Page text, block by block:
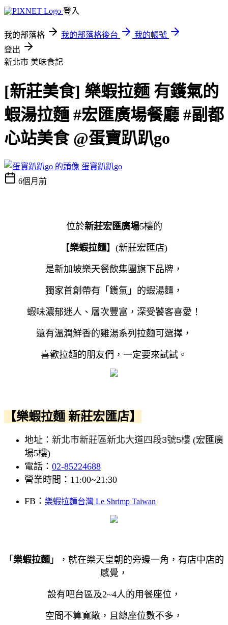
登入
我的部落格 我的部落格後台
我的帳號
登出
新北市 美味食記
[新莊美食] 樂蝦拉麵 有鑊氣的
蝦湯拉麵 #宏匯廣場餐廳 #副都
心站美食 @蛋寶趴趴go
蛋寶趴趴go
6個月前
位於新莊宏匯廣場5樓的
【樂蝦拉麵】(新莊宏匯店)
是新加坡樂天餐飲集團旗下品牌，
獨家首創帶有「鑊氣」的蝦湯麵，
蝦味濃郁迷人、層次豐富，深受饕客喜愛！
還有溫潤鮮香的雞湯系列拉麵可選擇，
喜歡拉麵的朋友們，一定要來試試。
【樂蝦拉麵 新莊宏匯店】
地址： 新北市新莊區新北大道四段3號5樓 (宏匯廣
場5樓)
電話： 02-85224688
營業時間：11:00~21:30
FB： 樂蝦拉麵台灣 Le Shrimp Taiwan
「 樂蝦拉麵 」，就在樂天皇朝的旁邊一角，有店中店的
感覺，
設有吧台區及2~4人的用餐座位，
空間不算寬敞，且總座位數不多，